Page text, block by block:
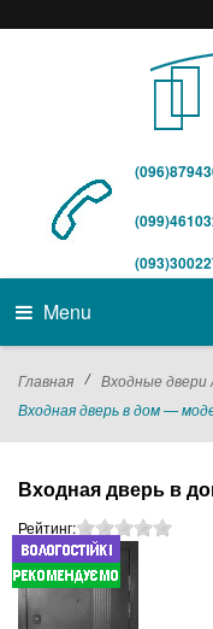
Menu
Главная / Входные
Входная дверь в дом —
Входная дверь в
Рейтинг: